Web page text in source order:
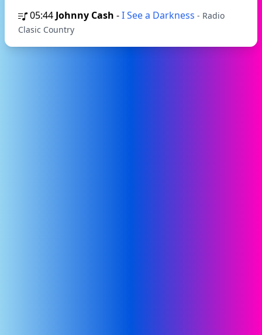
05:44 Johnny Cash -I See a Darkness - Radio
Clasic Country